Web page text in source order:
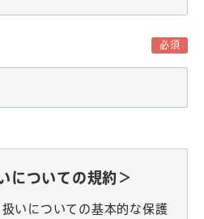
必須
についての規約＞
いについての基本的な保護